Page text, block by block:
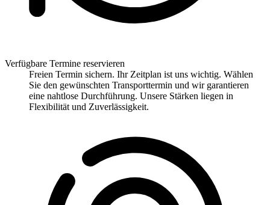
Verfügbare Termine reservieren
Freien Termin sichern. Ihr Zeitplan ist uns wichtig. Wählen
Sie den gewünschten Transporttermin und wir garantieren
eine nahtlose Durchführung. Unsere Stärken liegen in
Flexibilität und Zuverlässigkeit.